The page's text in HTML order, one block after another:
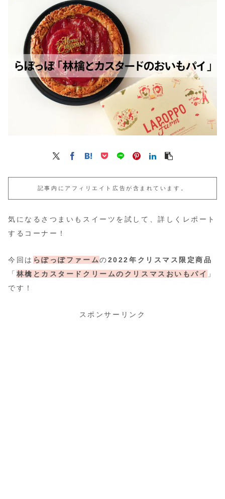
記事内にアフィリエイト広告が含まれています。
気になるさつまいもスイーツを試して、詳しくレポート
するコーナー！
今回は らぽっぽファームの2022年クリスマス限定商品
「 林檎とカスタードクリームのクリスマスおいもパイ 」
です！
スポンサーリンク